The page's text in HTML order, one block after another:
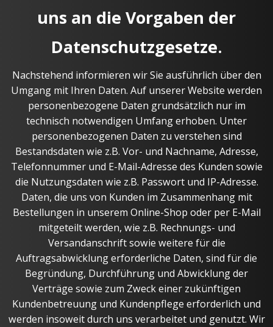
uns an die Vorgaben der
Datenschutzgesetze.
Nachstehend informieren wir Sie ausführlich über den
Umgang mit Ihren Daten. Auf unserer Website werden
personenbezogene Daten grundsätzlich nur im
technisch notwendigen Umfang erhoben. Unter
personenbezogenen Daten zu verstehen sind
Bestandsdaten wie z.B. Vor- und Nachname, Adresse,
Telefonnummer und E-Mail-Adresse des Kunden sowie
die Nutzungsdaten wie z.B. Passwort und IP-Adresse.
Daten, die uns von Kunden im Zusammenhang mit
Bestellungen in unserem Online-Shop oder per E-Mail
mitgeteilt werden, wie z.B. Rechnungs- und
Versandanschrift sowie weitere für die
Auftragsabwicklung erforderliche Daten, sind für die
Begründung, Durchführung und Abwicklung der
Verträge sowie zum Zweck einer zukünftigen
Kundenbetreuung und Kundenpflege erforderlich und
werden insoweit durch uns verarbeitet und genutzt. Wir